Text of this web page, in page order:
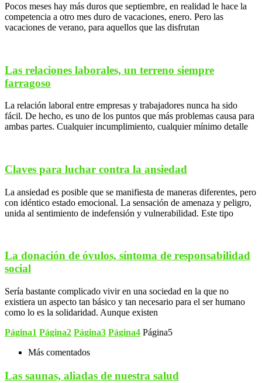
Pocos meses hay más duros que septiembre, en realidad le hace la
competencia a otro mes duro de vacaciones, enero. Pero las
vacaciones de verano, para aquellos que las disfrutan
Las relaciones laborales, un terreno siempre
farragoso
La relación laboral entre empresas y trabajadores nunca ha sido
fácil. De hecho, es uno de los puntos que más problemas causa para
ambas partes. Cualquier incumplimiento, cualquier mínimo detalle
Claves para luchar contra la ansiedad
La ansiedad es posible que se manifiesta de maneras diferentes, pero
con idéntico estado emocional. La sensación de amenaza y peligro,
unida al sentimiento de indefensión y vulnerabilidad. Este tipo
La donación de óvulos, síntoma de responsabilidad
social
Sería bastante complicado vivir en una sociedad en la que no
existiera un aspecto tan básico y tan necesario para el ser humano
como lo es la solidaridad. Aunque existen
Página1 Página2 Página3 Página4 Página5
Más comentados
Las saunas, aliadas de nuestra salud